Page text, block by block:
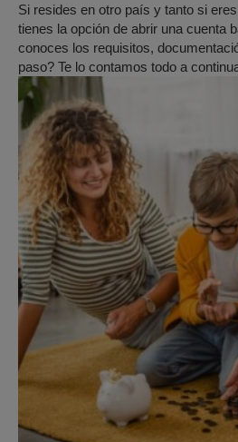
Si resides en otro país y tanto si
tienes la opción de abrir una cuenta
conoces los requisitos,
paso? Te lo contamos todo a